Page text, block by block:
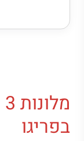
בפריגו